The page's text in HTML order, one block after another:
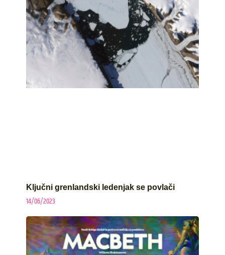
Ključni grenlandski ledenjak se povlači
14/06/2023